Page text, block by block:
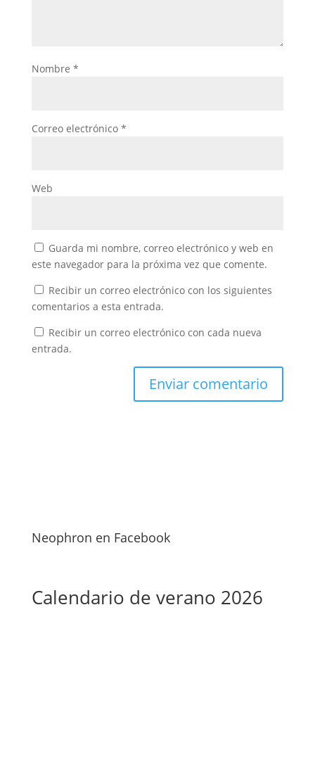
Nombre *
Correo electrónico *
Web
Guarda mi nombre, correo electrónico y web en
este navegador para la próxima vez que comente.
Recibir un correo electrónico con los siguientes
comentarios a esta entrada.
Recibir un correo electrónico con cada nueva
entrada.
Neophron en Facebook
Calendario de verano 2026